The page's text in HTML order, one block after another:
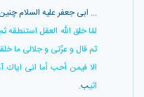
... ابى جعفر عليه السلام
لمّا خلق الله العقل استنطقه
ثم قال و عزّتى و جلالى ما
الا فيمن أحب أما انى اياك
اثيب.